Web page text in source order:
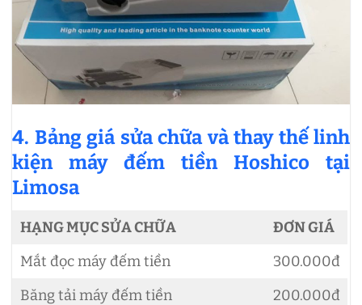
4. Bảng giá sửa chữa và thay thế linh
kiện máy đếm tiền Hoshico tại
Limosa
HẠNG MỤC SỬA CHỮA
ĐƠN GIÁ
Mắt đọc máy đếm tiền
300.000đ
Băng tải máy đếm tiền
200.000đ